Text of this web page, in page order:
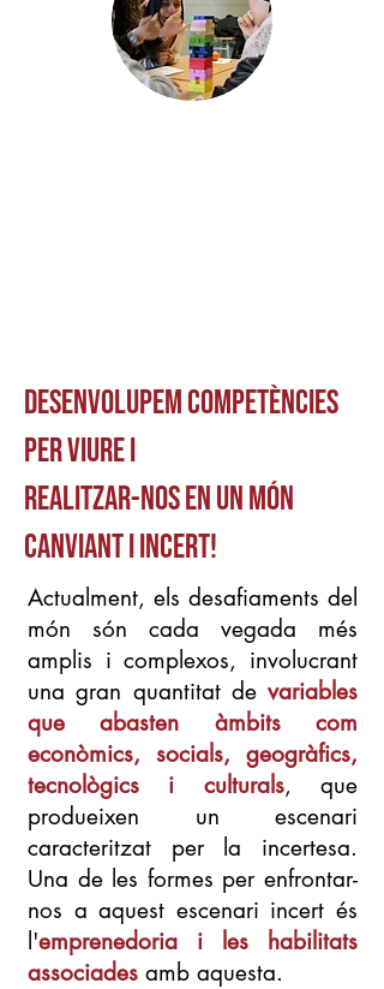
desenvolupem competències
per viure i
realitzar-nos en un món
canviant i incert!
Actualment, els desafiaments del
món són cada vegada més
amplis i complexos, involucrant
una gran quantitat de variables
que abasten àmbits com
econòmics, socials, geogràfics,
tecnològics i culturals, que
produeixen un escenari
caracteritzat per la incertesa.
Una de les formes per enfrontar-
nos a aquest escenari incert és
l'emprenedoria i les habilitats
associades amb aquesta.